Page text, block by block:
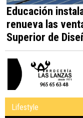
Educación
renueva las
Superior de
Lifestyle